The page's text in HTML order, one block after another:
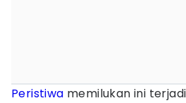
Peristiwa memilukan ini